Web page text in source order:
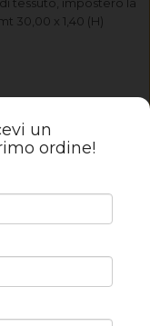
30,00 x 1,40 (H)
un
ordine!